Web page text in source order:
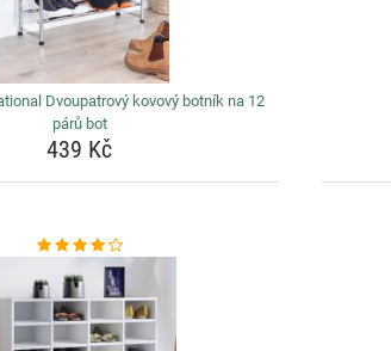
Dvoupatrový kovový botník na 12
párů bot
439 Kč